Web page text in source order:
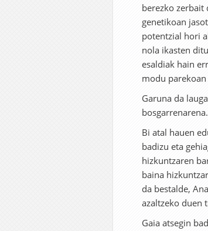
berezko zerbait
genetikoan
potentzial hori
nola ikasten
esaldiak hain
modu
Garuna da
bosgarrenarena.
Bi atal hauen
badizu eta
hizkuntzaren
baina
da bestalde,
azaltzeko duen
Gaia atsegin